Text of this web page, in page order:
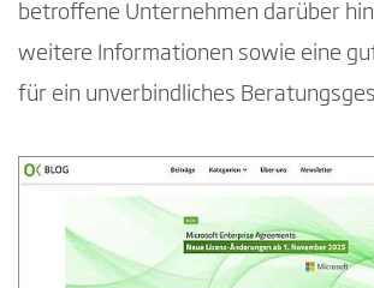
betroffene Unternehmen darüber
weitere Informationen sowie eine
für ein unverbindliches